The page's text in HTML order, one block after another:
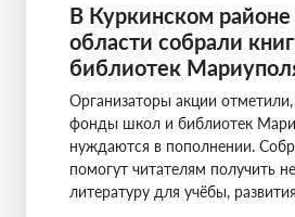
В Куркинском районе
области собрали
библиотек
Организаторы акции
фонды школ и библиотек
нуждаются в пополнении.
помогут читателям получить
литературу для учёбы,